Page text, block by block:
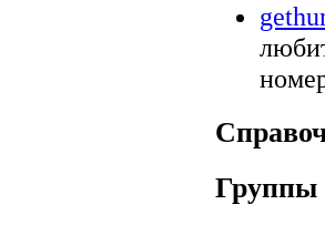
Группы